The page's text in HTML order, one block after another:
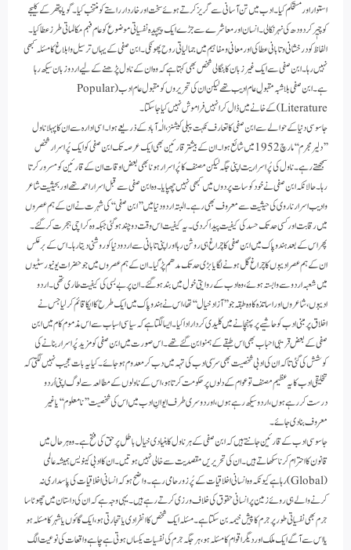
استوار اور مستحکم کیا۔ ادب میں تن آسانی سے گریز کرتے ہوئے سخت اور خاردار راستے کو منتخب کیا۔ گویا پتھر کے کلیجے
کو چیٖر کر دودھ کی نہر نکالی۔ انسان اور معاشرے سے جڑے ایک پیچیدہ نفسیاتی موضوع کو عام فہم مکالماتی طرز عطا کیا۔
الفاظ کو درخشانی و تابانی عطا کی اور معانی و مفاہیم میں جمالیاتی روح پھونکی۔ ابن صفی کے یہاں ترسیل و ابلاغ کا مسئلہ کبھی
نہیں رہا۔ ابن صفی سے ایک غیر زبان کا بنگالی شخص بھی کہتا ہے کہ وہ ان کے ناول پڑھنے کے لیے اردو زبان سیکھ رہا
ہے۔ ابن صفی بلاشبہ مقبولِ عام ادیب تھے لیکن ان کی تحریروں کو مقبول عام ادب (Popular
Literature) کے خانے میں ڈال کر انہیں فراموش نہیں کیاجاسکتا۔
جاسوسی دنیا کے حوالے سے ابن صفی کا تعارف نکہت پبلی کیشنز، الٰہ آباد کے ذریعے ہوا۔ اسی ادارہ سے ان کا پہلا ناول
’’دلیر مجرم‘‘ مارچ 1952 میں شائع ہوا۔ ان کے بیشتر قارئین بھی ایک عرصہ تک ابن صفی کو ایک پُراسرار شخص
سمجھتے رہے۔ ناول کی پُر اسراریت اپنی جگہ لیکن مصنف کا پُر اسرار ہونا بھی بعض اوقات ان کے قارئین کو مسرور کرتا
رہا۔ حالانکہ ابن صفی نے خود کو سات پردوں میں کبھی نہیں چھپایا۔ وہ ابن صفی سے قبل اسرار احمد تھے اور بحیثیت شاعر
و ادیب اسرار ناروی کی حیثیت سے معروف بھی رہے۔ البتہ اردو دنیا میں ’’ابن صفی‘‘ کی شہرت نے ان کے ہم عصروں
میں رقابت اور کسی حد تک حسد کی کیفیت پیدا کردی۔ یہ کیفیت اس وقت دوچند ہوگئی جبکہ وہ کراچی ہجرت کرگئے۔
پھر اس کے بعد ہند و پاک میں ابن صفی کا چراغ ہی روشن رہا اور اپنی تابانی سے اردو دنیا کو روشنی دیتا رہا۔ اس کے برعکس
ان کے ہم عصر ادیبوں کا چراغ گل ہونے لگا یا بڑی حد تک مدھم پڑگیا۔ ان کے ہم عصروں میں جو حضرات یونیورسٹیوں
میں شعبہ اردو سے وابستہ ہوئے، وہ ادب کے روایتی خول میں بند ہوگئے۔ ان پر بے بسی کی کیفیت طاری تھی۔ اردو
ادیبوں، شاعروں اور اساتذہ کا وہ طبقہ جو ’’آزاد خیال‘‘ تھا، اس نے ہند و پاک میں ایک طرح کا ایکا قائم کرلیا جس نے
اخلاق پر مبنی ادب کو حاشیے پر پہنچانے میں کلیدی کردار ادا کیا۔ ایسا لگتا ہے کہ سیاسی اسباب سے اس مذموم کام میں ابن
صفی کے بعض قریبی احباب بھی اس طبقے کے ہمنوا بن گئے تھے۔ اس صورت میں ابن صفی کو مزید پُراسرار بنانے کی
کوشش کی گئی تاکہ ان کی ادبی شخصیت بھی سر ّی ادب کی تہہ میں دب کر معدوم ہوجائے۔ کیا یہ بات عجیب نہیں لگتی کہ
تخلیقی ادب کا یہ عظیم مصنف تو عوام کے دلوں پر حکومت کرتا ہو، اس کے ناولوں کے مطالعہ سے لوگ اپنی اُردو
درست کر رہے ہوں، اردو سیکھ رہے ہوں، اور دوسری طرف ایوانِ ادب میں اس کی شخصیت ’’نامعلوم‘‘ یا غیر
معروف بنادی جائے۔
جاسوسی ادب کے قارئین جانتے ہیں کہ ابن صفی کے ہر ناول کا بنیادی خیال باطل پر حق کی فتح ہے۔ وہ ہر حال میں
قانون کا احترام کرنا سکھاتے ہیں۔ ان کی تحریریں مقصدیت سے خالی نہیں ہوتیں۔ ان کا ادبی کینویس ہمیشہ عالمی
(Global) رہا ہے کیونکہ وہ انسانی اخلاقیات کے پُرزور حامی رہے۔ واضح ہو کہ انسانی اخلاقیات کی پاسداری نہ
کرنے والے ہی روئے زمین پر انسانی حقوق کی خلاف ورزی کرتے رہے ہیں۔ یہی وجہ ہے کہ ان کی داستان میں چھوٹا سا
جرم بھی نفسیاتی طور پر جرم کا پیش خیمہ بن سکتا ہے۔ مسئلہ ایک شخص کا انفرادی یا تجارتی ہو، ایک گائوں یا شہر کا مسئلہ ہو
یا اس سے آگے ایک ملک اور دیگر اقوام کا مسئلہ ہو، ہر جگہ جرم کی نفسیات یکساں ہوتی ہے چاہے واقعات کی نوعیت الگ